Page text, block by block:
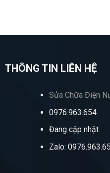
THÔNG TIN LIÊN HỆ
Sửa Chữa Điện
0976.963.654
Đang cập nhật
Zalo: